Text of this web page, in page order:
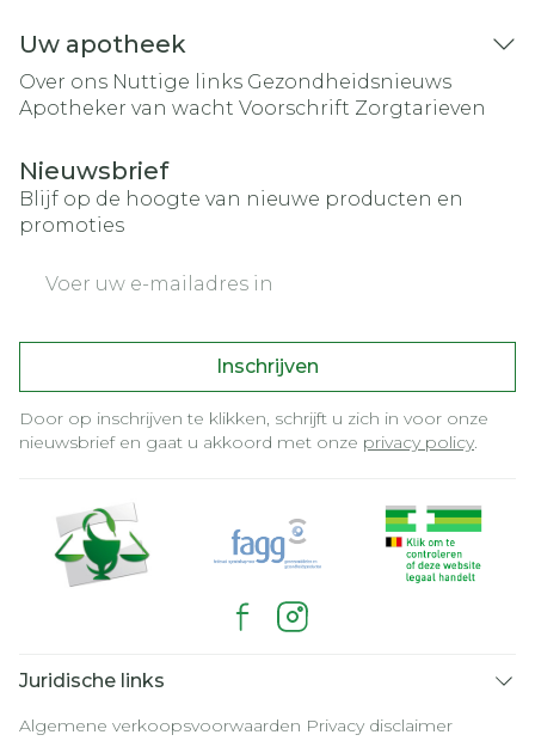
Uw apotheek
Over ons Nuttige links Gezondheidsnieuws
Apotheker van wacht Voorschrift Zorgtarieven
Nieuwsbrief
Blijf op de hoogte van nieuwe producten en
promoties
Inschrijven
Door op inschrijven te klikken, schrijft u zich in voor onze
nieuwsbrief en gaat u akkoord met onze privacy policy.
Juridische links
Algemene verkoopsvoorwaarden Privacy disclaimer